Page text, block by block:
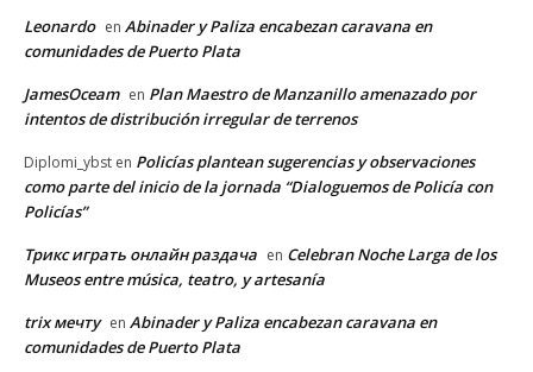
Leonardo en Abinader y Paliza encabezan caravana en
comunidades de Puerto Plata
JamesOceam en Plan Maestro de Manzanillo amenazado por
intentos de distribución irregular de terrenos
Diplomi_ybst en Policías plantean sugerencias y observaciones
como parte del inicio de la jornada “Dialoguemos de Policía con
Policías”
Трикс играть онлайн раздача en Celebran Noche Larga de los
Museos entre música, teatro, y artesanía
trix мечту en Abinader y Paliza encabezan caravana en
comunidades de Puerto Plata